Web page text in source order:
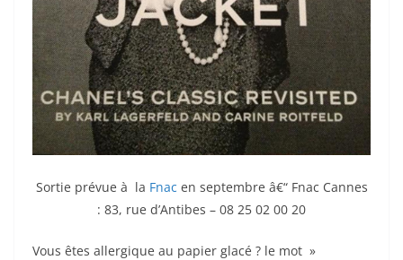
Sortie prévue à la Fnac en septembre â€“ Fnac Cannes
: 83, rue d’Antibes – 08 25 02 00 20
Vous êtes allergique au papier glacé ? le mot »